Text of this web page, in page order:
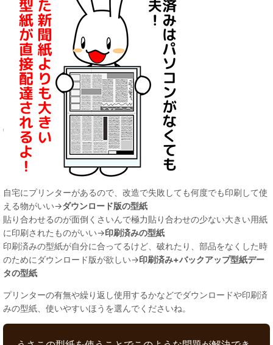
自宅にプリンターがあるので、改造で失敗しても何度でも印刷して使
える物がいい→ダウンロード版の型紙
貼り合わせるのが面倒くさいんで極力貼り合わせの少ない大きい用紙
に印刷されたものがいい→印刷済みの型紙
印刷済みの型紙が自分に合ってるけど、破れたり、部品をなくした時
のためにダウンロード版が欲しい→印刷済み+バックアップ型紙デー
タの型紙
プリンターの有無や繰り返し使用するかなどでダウンロードや印刷済
みの型紙、使いやすいほうを選んでくださいね。